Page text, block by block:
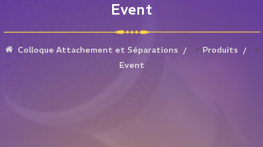
Event
Colloque Attachement et Séparations > Produits >
Event